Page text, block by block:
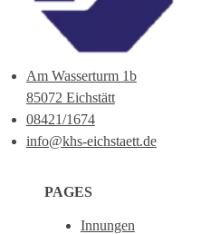
Am Wasserturm 1b
85072 Eichstätt
08421/1674
info@khs-eichstaett.de
PAGES
Innungen